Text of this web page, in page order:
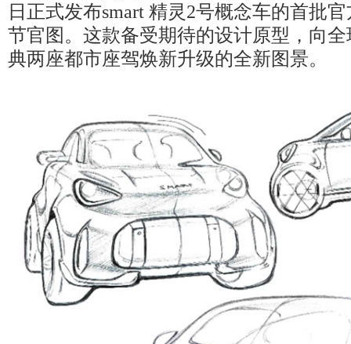
日正式发布smart 精灵2号概念车的首批
节官图。这款备受期待的设计原型，向
典两座都市座驾焕新升级的全新图景。